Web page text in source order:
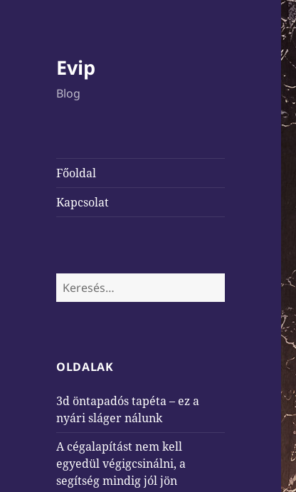
Evip
Blog
Főoldal
Kapcsolat
Keresés:
OLDALAK
3d öntapadós tapéta – ez a
nyári sláger nálunk
A cégalapítást nem kell
egyedül végigcsinálni, a
segítség mindig jól jön